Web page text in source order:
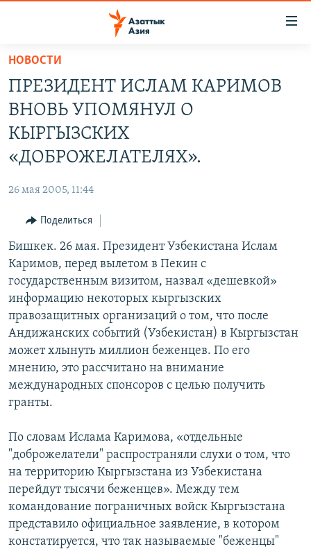
Вернуться
основному
содержанию
Вернутся
главной
Вернутся
поиску
КЫРГЫЗСТАН
УЗБЕКИСТАН
ВОЙНА В УКРАИНЕ
НА ДРУГИХ ЯЗЫКАХ
ЎЗБЕКЧА
ТОҶИКӢ
TÜRKMENÇE
ПОДПИШИТЕСЬ НА НАС В СОЦСЕТЯХ
Все сайты РСЕ/РС
НОВОСТИ
ПРЕЗИДЕНТ ИСЛАМ КАРИМОВ
ВНОВЬ УПОМЯНУЛ О
КЫРГЫЗСКИХ
«ДОБРОЖЕЛАТЕЛЯХ».
26 мая 2005, 11:44
Поделиться
Бишкек. 26 мая. Президент Узбекистана Ислам
Каримов, перед вылетом в Пекин с
государственным визитом, назвал «дешевкой»
информацию некоторых кыргызских
правозащитных организаций о том, что после
Андижанских событий (Узбекистан) в Кыргызстан
может хлынуть миллион беженцев. По его
мнению, это рассчитано на внимание
международных спонсоров с целью получить
гранты.
По словам Ислама Каримова, «отдельные
"доброжелатели" распространяли слухи о том, что
на территорию Кыргызстана из Узбекистана
перейдут тысячи беженцев». Между тем
командование пограничных войск Кыргызстана
представило официальное заявление, в котором
констатируется, что так называемые "беженцы"